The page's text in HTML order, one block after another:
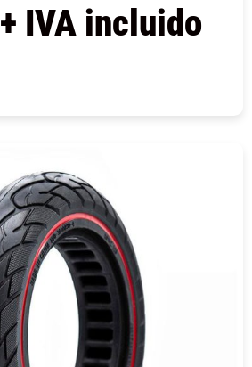
+ IVA incluido